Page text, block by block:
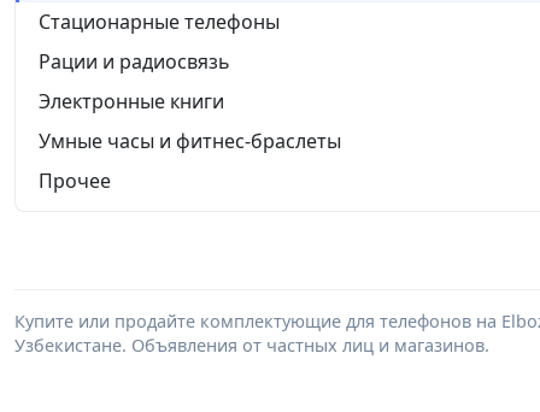
Стационарные телефоны
Рации и радиосвязь
Электронные книги
Умные часы и фитнес-браслеты
Прочее
Купите или продайте комплектующие для телефонов на
Узбекистане. Объявления от частных лиц и магазинов.